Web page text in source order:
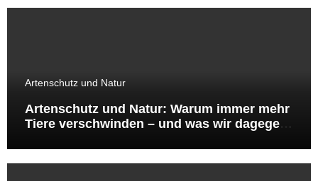
Artenschutz und Natur
Artenschutz und Natur: Warum immer mehr
Tiere verschwinden – und was wir dagegen